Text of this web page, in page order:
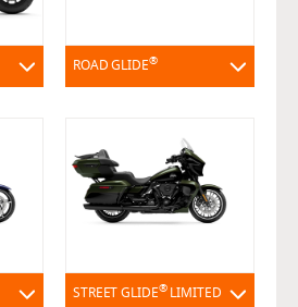
ROAD GLIDE®
STREET GLIDE®LIMITED